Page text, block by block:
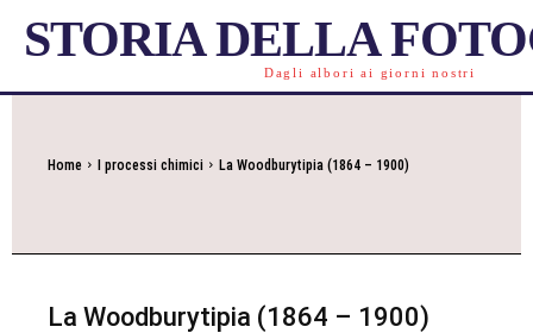
STORIA DELLA
Dagli albori ai giorni nostri
Home I processi chimici La Woodburytipia (1864 – 1900)
La Woodburytipia (1864 – 1900)